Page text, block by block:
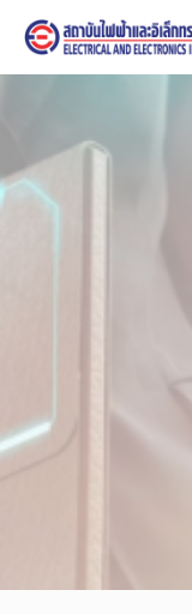
content